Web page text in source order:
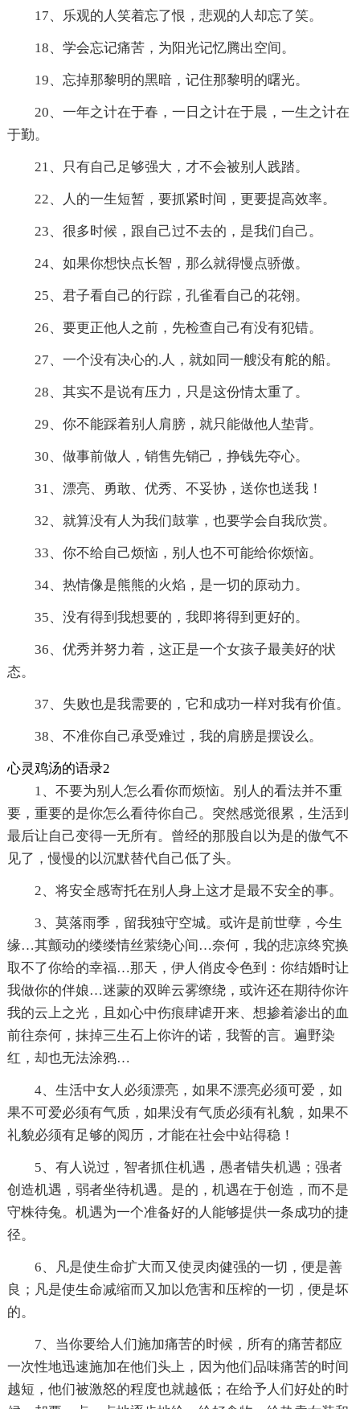
17、乐观的人笑着忘了恨，悲观的人却忘了笑。
18、学会忘记痛苦，为阳光记忆腾出空间。
19、忘掉那黎明的黑暗，记住那黎明的曙光。
20、一年之计在于春，一日之计在于晨，一生之计在
于勤。
21、只有自己足够强大，才不会被别人践踏。
22、人的一生短暂，要抓紧时间，更要提高效率。
23、很多时候，跟自己过不去的，是我们自己。
24、如果你想快点长智，那么就得慢点骄傲。
25、君子看自己的行踪，孔雀看自己的花翎。
26、要更正他人之前，先检查自己有没有犯错。
27、一个没有决心的.人，就如同一艘没有舵的船。
28、其实不是说有压力，只是这份情太重了。
29、你不能踩着别人肩膀，就只能做他人垫背。
30、做事前做人，销售先销己，挣钱先夺心。
31、漂亮、勇敢、优秀、不妥协，送你也送我！
32、就算没有人为我们鼓掌，也要学会自我欣赏。
33、你不给自己烦恼，别人也不可能给你烦恼。
34、热情像是熊熊的火焰，是一切的原动力。
35、没有得到我想要的，我即将得到更好的。
36、优秀并努力着，这正是一个女孩子最美好的状
态。
37、失败也是我需要的，它和成功一样对我有价值。
38、不准你自己承受难过，我的肩膀是摆设么。
心灵鸡汤的语录2
1、不要为别人怎么看你而烦恼。别人的看法并不重
要，重要的是你怎么看待你自己。突然感觉很累，生活到
最后让自己变得一无所有。曾经的那股自以为是的傲气不
见了，慢慢的以沉默替代自己低了头。
2、将安全感寄托在别人身上这才是最不安全的事。
3、莫落雨季，留我独守空城。或许是前世孽，今生
缘…其颤动的缕缕情丝萦绕心间…奈何，我的悲凉终究换
取不了你给的幸福…那天，伊人俏皮令色到：你结婚时让
我做你的伴娘…迷蒙的双眸云雾缭绕，或许还在期待你许
我的云上之光，且如心中伤痕肆谑开来、想掺着渗出的血
前往奈何，抹掉三生石上你许的诺，我誓的言。遍野染
红，却也无法涂鸦…
4、生活中女人必须漂亮，如果不漂亮必须可爱，如
果不可爱必须有气质，如果没有气质必须有礼貌，如果不
礼貌必须有足够的阅历，才能在社会中站得稳！
5、有人说过，智者抓住机遇，愚者错失机遇；强者
创造机遇，弱者坐待机遇。是的，机遇在于创造，而不是
守株待兔。机遇为一个准备好的人能够提供一条成功的捷
径。
6、凡是使生命扩大而又使灵肉健强的一切，便是善
良；凡是使生命减缩而又加以危害和压榨的一切，便是坏
的。
7、当你要给人们施加痛苦的时候，所有的痛苦都应
一次性地迅速施加在他们头上，因为他们品味痛苦的时间
越短，他们被激怒的程度也就越低；在给予人们好处的时